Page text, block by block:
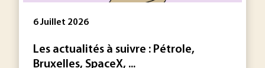
6 Juillet 2026
Les actualités à suivre : Pétrole,
Bruxelles, SpaceX, ...